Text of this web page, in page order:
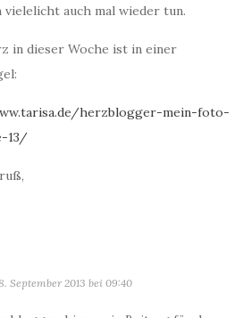
vielelicht auch mal wieder tun.
in dieser Woche ist in einer
herzblogger-mein-foto-
13/
September 2013 bei 09:40